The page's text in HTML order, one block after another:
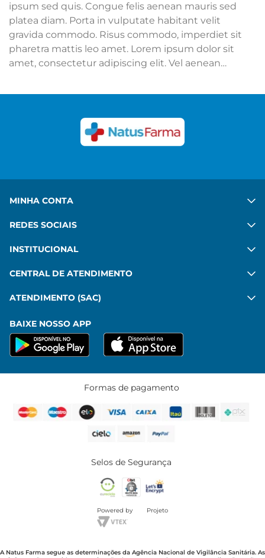
ipsum sed quis. Congue felis aenean mauris sed
platea diam. Porta in vulputate habitant velit
gravida commodo. Risus commodo, imperdiet sit
pharetra mattis leo amet. Lorem ipsum dolor sit
amet, consectetur adipiscing elit. Vel aenean
Congue felis aenean mauris sed platea diam. Porta
commodo, imperdiet sit pharetra mattis leo amet.
MINHA CONTA
REDES SOCIAIS
INSTITUCIONAL
CENTRAL DE ATENDIMENTO
ATENDIMENTO (SAC)
BAIXE NOSSO APP
Formas de pagamento
Selos de Segurança
Powered by Projeto
A Natus Farma segue as determinações da Agência Nacional de Vigilância Sanitária. As